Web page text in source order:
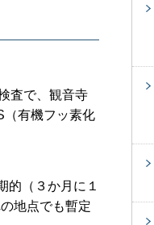
査で、観音寺
（有機フッ素化
（３か月に１
地点でも暫定